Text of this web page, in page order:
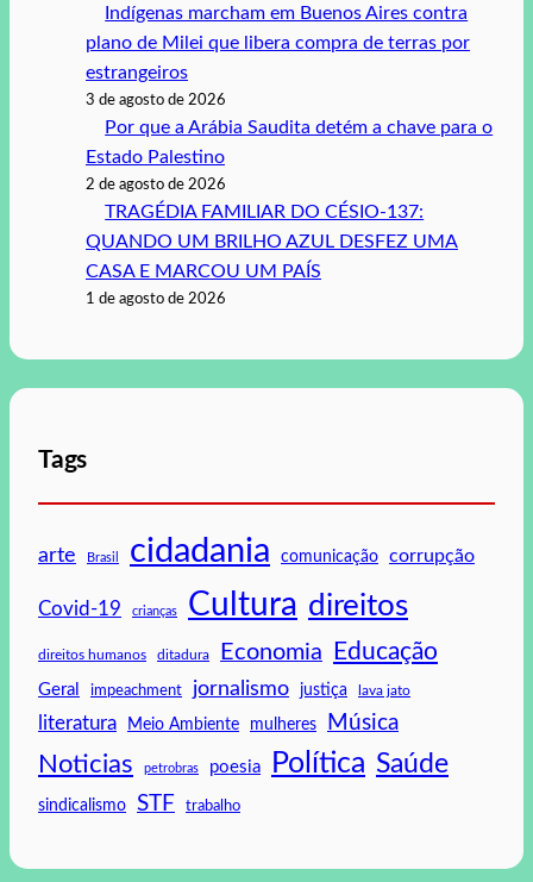
Indígenas marcham em Buenos Aires contra
plano de Milei que libera compra de terras por
estrangeiros
3 de agosto de 2026
Por que a Arábia Saudita detém a chave para o
Estado Palestino
2 de agosto de 2026
TRAGÉDIA FAMILIAR DO CÉSIO-137:
QUANDO UM BRILHO AZUL DESFEZ UMA
CASA E MARCOU UM PAÍS
1 de agosto de 2026
Tags
arte Brasil cidadania comunicação corrupção
Covid-19 crianças Cultura direitos
direitos humanos ditadura Economia Educação
Geral impeachment jornalismo justiça lava jato
literatura Meio Ambiente mulheres Música
Noticias petrobras poesia Política Saúde
sindicalismo STF trabalho